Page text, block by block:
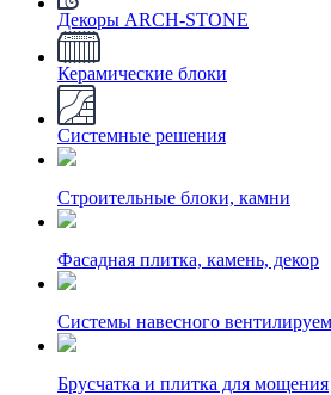
Декоры ARCH-STONE
Керамические блоки
Системные решения
Строительные блоки, камни
Фасадная плитка, камень, декор
Системы навесного
Брусчатка и плитка для мощения